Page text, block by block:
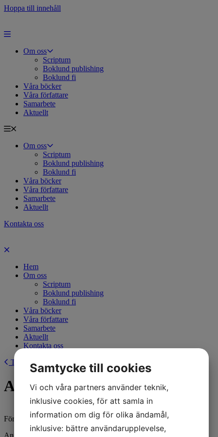
Hoppa till innehåll
Om oss
Scriptum
Boklund publishing
Boklund fi
Våra böcker
Våra författare
Samarbete
Aktuellt
Om oss
Scriptum
Boklund publishing
Boklund fi
Våra böcker
Våra författare
Samarbete
Aktuellt
Kontakta oss
Hem
Om oss
Scriptum
Boklund publishing
Boklund fi
Våra böcker
Våra författare
Samarbete
Aktuellt
Kontakta oss
Tillbaka
Anne Levlin
Författaren: Anne Levlin
Anne Levlin (f. 1981) har en bakgrund som klasslärare och
Samtycke till cookies
Vi och våra partners använder teknik,
inklusive cookies, för att samla in
information om dig för olika ändamål,
inklusive: bättre användarupplevelse,